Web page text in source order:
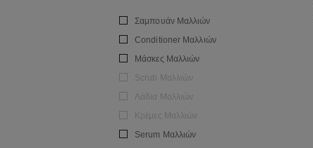
Σαμπουάν Μαλλιών
Conditioner Μαλλιών
Μάσκες Μαλλιών
Scrub Μαλλιών
Λάδια Μαλλιών
Κρέμες Μαλλιών
Serum Μαλλιών